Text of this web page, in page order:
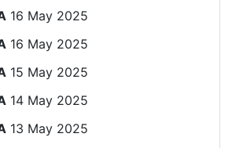
16 May 2025
16 May 2025
15 May 2025
14 May 2025
13 May 2025